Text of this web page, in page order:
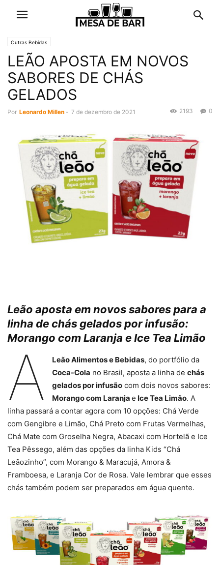
Outras Bebidas
LEÃO APOSTA EM NOVOS
SABORES DE CHÁS
GELADOS
Por Leonardo Millen - 7 de dezembro de 2021 0
2193
Leão aposta em novos sabores para a
linha de chás gelados por infusão:
Morango com Laranja e Ice Tea Limão
A Leão Alimentos e Bebidas, do portfólio da
Coca-Cola no Brasil, aposta a linha de chás
gelados por infusãocom dois novos sabores:
Morango com Laranja e Ice Tea Limão. A
linha passará a contar agora com 10 opções: Chá Verde
com Gengibre e Limão, Chá Preto com Frutas Vermelhas,
Chá Mate com Groselha Negra, Abacaxi com Hortelã e Ice
Tea Pêssego, além das opções da linha Kids “Chá
Leãozinho”, com Morango & Maracujá, Amora &
Framboesa, e Laranja Cor de Rosa. Vale lembrar que esses
chás também podem ser preparados em água quente.